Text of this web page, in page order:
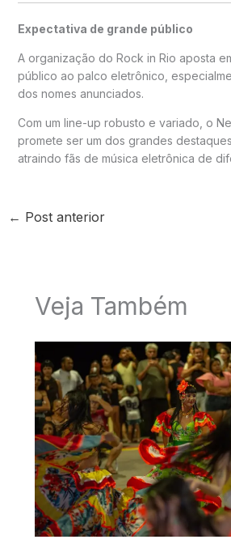
Expectativa de grande público
A organização do Rock in Rio aposta
público ao palco eletrônico,
dos nomes anunciados.
Com um line-up robusto e variado, o
promete ser um dos grandes
atraindo fãs de música eletrônica de
← Post anterior
Veja Também